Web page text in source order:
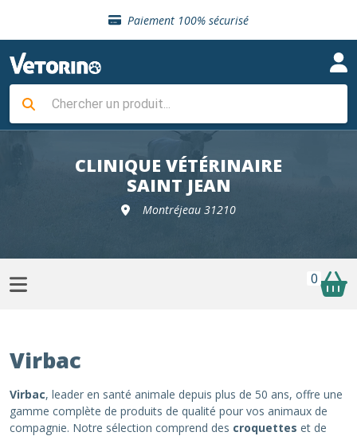
Paiement 100% sécurisé
Livraison gratuite en clinique vétérinaire
Sélection de croquettes vétérinaire
Livraison gratuite en clinique vétérinaire
Retour gratuit en clinique
CLINIQUE VÉTÉRINAIRE
SAINT JEAN
Montréjeau 31210
0
Virbac
Virbac, leader en santé animale depuis plus de 50 ans, offre une
gamme complète de produits de qualité pour vos animaux de
compagnie. Notre sélection comprend des croquettes et de